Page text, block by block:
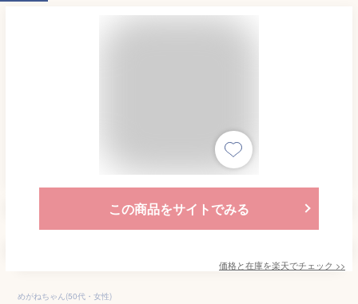
この商品をサイトでみる
価格と在庫を楽天でチェック >>
めがねちゃん(50代・女性)